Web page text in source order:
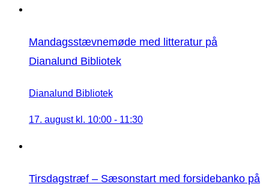
Mandagsstævnemøde med litteratur på
Dianalund Bibliotek
Dianalund Bibliotek
17. august kl. 10:00 - 11:30
Tirsdagstræf – Sæsonstart med forsidebanko på